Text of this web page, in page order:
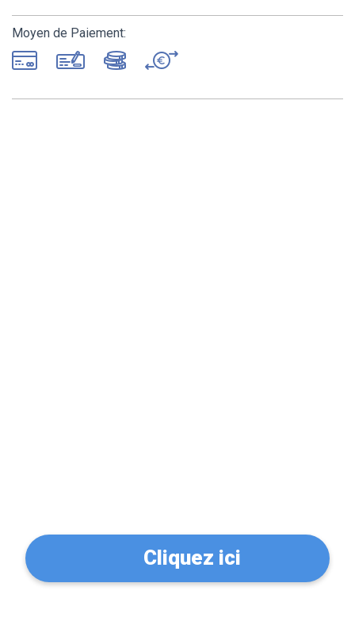
Moyen de Paiement:
Cliquez ici